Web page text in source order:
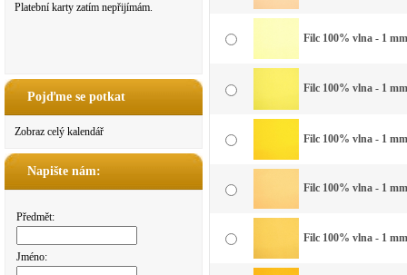
Platební karty zatím nepřijímám.
Pojďme se potkat
Zobraz celý kalendář
Napište nám:
Předmět:
Jméno:
Filc 100% vlna - 1
Filc 100% vlna - 1
Filc 100% vlna - 1
Filc 100% vlna - 1
Filc 100% vlna - 1